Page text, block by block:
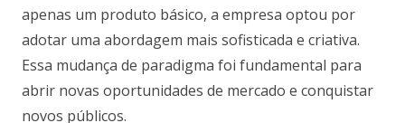
apenas um produto básico, a empresa optou por
adotar uma abordagem mais sofisticada e criativa.
Essa mudança de paradigma foi fundamental para
abrir novas oportunidades de mercado e conquistar
novos públicos.